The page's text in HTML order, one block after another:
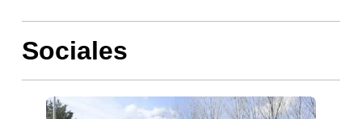
Sociales